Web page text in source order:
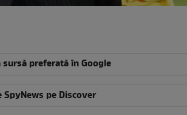
preferată în Google
pe Discover